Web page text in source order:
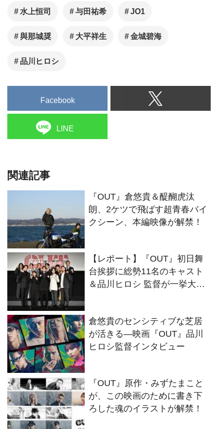
⽔上恒司 与田祐希 JO1
與那城奨 ⼤平祥⽣ ⾦城碧海
品川ヒロシ
Facebook
LINE
関連記事
『OUT』倉悠貴＆醍醐虎汰
朗、2ケツで飛ばす超青春バイ
クシーン、本編映像が解禁！
【レポート】『OUT』初日舞
台挨拶に総勢11名のキャスト
＆品川ヒロシ 監督が一挙大集
倉悠貴のセンシティブな芝居
が活きる―映画『OUT』品川
ヒロシ監督インタビュー
『OUT』原作・みずたまこと
が、この映画のために書き下
ろした魂のイラストが解禁！